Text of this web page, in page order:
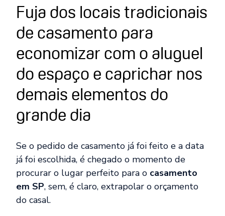
Fuja dos locais tradicionais
de casamento para
economizar com o aluguel
do espaço e caprichar nos
demais elementos do
grande dia
Se o pedido de casamento já foi feito e a data
já foi escolhida, é chegado o momento de
procurar o lugar perfeito para o casamento
em SP, sem, é claro, extrapolar o orçamento
do casal.